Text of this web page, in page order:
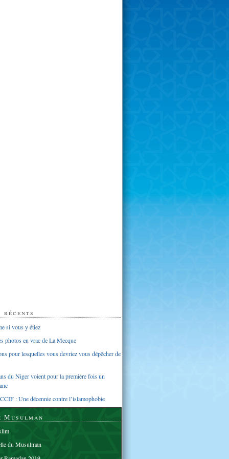
si vous y étiez
photos en vrac de La Mecque
pour lesquelles vous devriez vous dépêcher de
du Niger voient pour la première fois un
: Une décennie contre l’islamophobie
Musulman
du Musulman